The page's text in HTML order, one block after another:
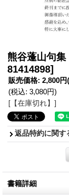
熊谷蓬山句集
81414898]
販売価格: 2,800円
(税込: 3,080円)
[【在庫切れ】]
返品特約に関す
書籍詳細